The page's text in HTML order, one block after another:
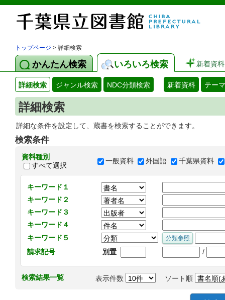
トップページ > 詳細検索
かんたん検索 いろいろ検索 新着資料
詳細検索 ジャンル検索 NDC分類検索 新着資料 テー
詳細検索
詳細な条件を設定して、蔵書を検索することができます。
検索条件
資料種別
すべて選択
一般資料 外国語 千葉県資料
キーワード１
キーワード２
キーワード３
キーワード４
キーワード５
請求記号
別置 /
検索結果一覧 表示件数 ソート順